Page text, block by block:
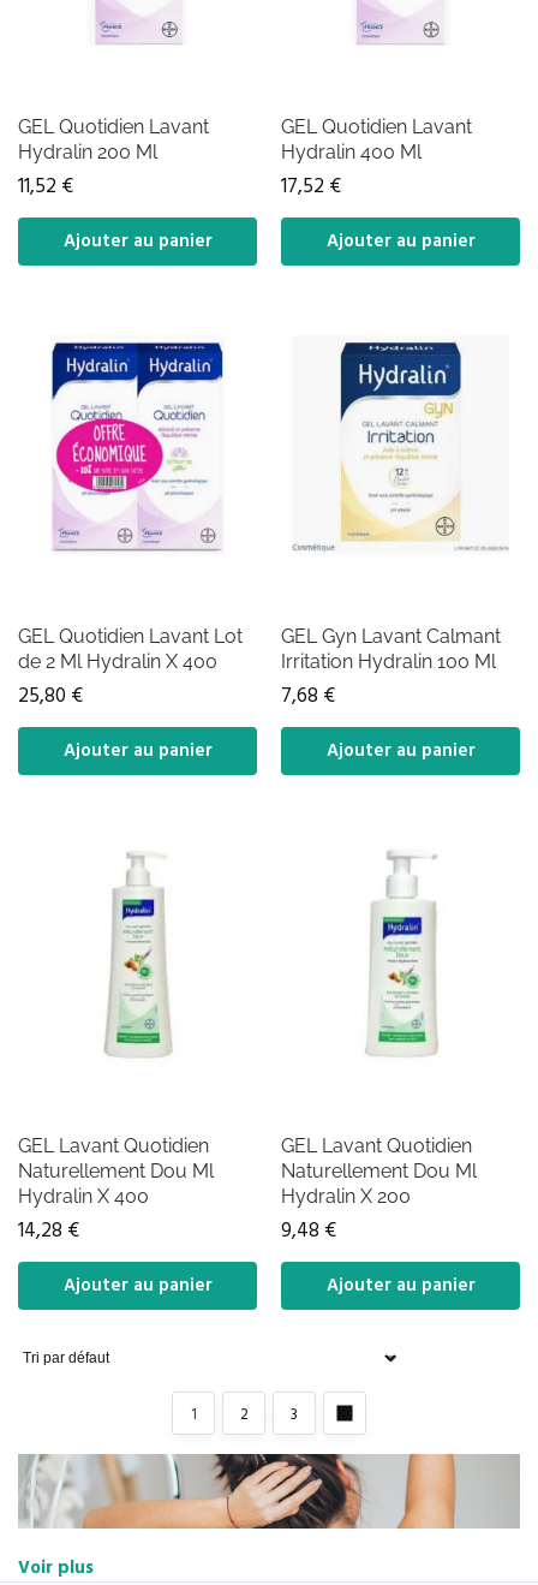
GEL Quotidien Lavant
Hydralin 200 Ml
11,52 €
Ajouter au panier
GEL Quotidien Lavant
Hydralin 400 Ml
17,52 €
Ajouter au panier
GEL Quotidien Lavant Lot
de 2 Ml Hydralin X 400
25,80 €
Ajouter au panier
GEL Gyn Lavant Calmant
Irritation Hydralin 100 Ml
7,68 €
Ajouter au panier
GEL Lavant Quotidien
Naturellement Dou Ml
Hydralin X 400
14,28 €
Ajouter au panier
GEL Lavant Quotidien
Naturellement Dou Ml
Hydralin X 200
9,48 €
Ajouter au panier
1 2 3
Voir plus